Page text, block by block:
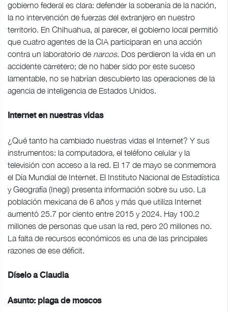
gobierno federal es clara: defender la soberanía de la nación,
la no intervención de fuerzas del extranjero en nuestro
territorio. En Chihuahua, al parecer, el gobierno local permitió
que cuatro agentes de la CIA participaran en una acción
contra un laboratorio de narcos. Dos perdieron la vida en un
accidente carretero; de no haber sido por este suceso
lamentable, no se habrían descubierto las operaciones de la
agencia de inteligencia de Estados Unidos.
Internet en nuestras vidas
¿Qué tanto ha cambiado nuestras vidas el Internet? Y sus
instrumentos: la computadora, el teléfono celular y la
televisión con acceso a la red. El 17 de mayo se conmemora
el Día Mundial de Internet. El Instituto Nacional de Estadística
y Geografía (Inegi) presenta información sobre su uso. La
población mexicana de 6 años y más que utiliza Internet
aumentó 25.7 por ciento entre 2015 y 2024. Hay 100.2
millones de personas que usan la red, pero 20 millones no.
La falta de recursos económicos es una de las principales
razones de ese déficit.
Díselo a Claudia
Asunto: plaga de moscos